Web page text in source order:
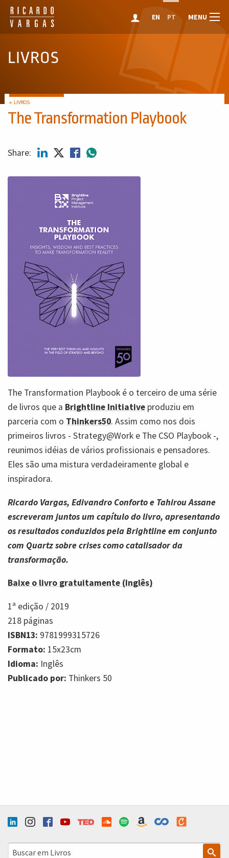
EN PT MENU
LIVROS
← LIVROS
The Transformation Playbook
Share:
The Transformation Playbook é o terceiro de uma série
de livros que a Brightline Initiative produziu em
parceria com o Thinkers50. Assim como nos dois
primeiros livros - Strategy@Work e The CSO Playbook -,
reunimos idéias de vários profissionais e pensadores.
Eles são uma mistura verdadeiramente global e
inspiradora.
Ricardo Vargas, Edivandro Conforto e Tahirou Assane
escreveram juntos um capítulo do livro, apresentando
os resultados conduzidos pela Brightline em conjunto
com Quartz sobre crises como catalisador da
transformação.
Baixe o livro gratuitamente (Inglês)
1ª edição / 2019
218 páginas
ISBN13: 9781999315726
Formato: 15x23cm
Idioma: Inglês
Publicado por: Thinkers 50